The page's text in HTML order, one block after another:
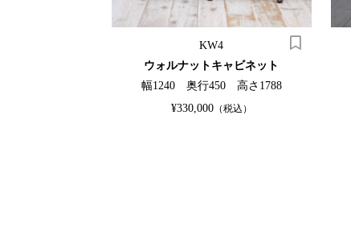
KW4
ウォルナットキャビネット
幅1240 奥行450 高さ1788
¥330,000（税込）